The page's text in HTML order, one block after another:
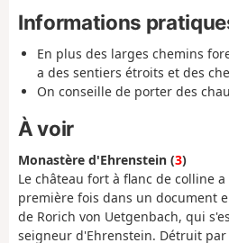
Informations
En plus des larges chemins
a des sentiers étroits et des
On conseille de porter des
À voir
Monastère d'Ehrenstein (3)
Le château fort à flanc de colline
première fois dans un document
de Rorich von Uetgenbach, qui
seigneur d'Ehrenstein. Détruit